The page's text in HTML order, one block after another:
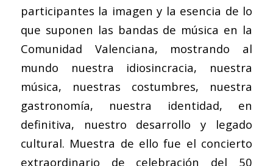
participantes la imagen y la esencia de lo
que suponen las bandas de música en la
Comunidad Valenciana, mostrando al
mundo nuestra idiosincracia, nuestra
música, nuestras costumbres, nuestra
gastronomía, nuestra identidad, en
definitiva, nuestro desarrollo y legado
cultural. Muestra de ello fue el concierto
extraordinario de celebración del 50